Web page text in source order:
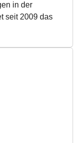
in der
seit 2009 das